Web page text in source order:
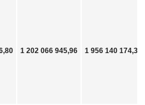
1 202 066 945,96 1 956 140 174,34